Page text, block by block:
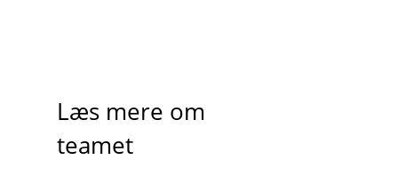
Læs mere om
teamet